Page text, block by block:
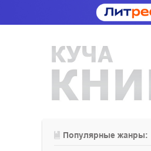
Популярные жанры: